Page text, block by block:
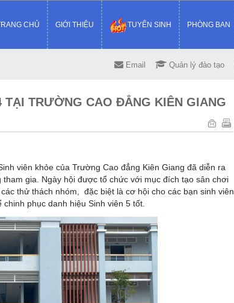
CHỦ GIỚI THIỆU TUYỂN SINH PHÒNG BAN
Email Quản lý đào tạo
TẠI TRƯỜNG CAO ĐẲNG KIÊN GIANG
viên khỏe của Trường Cao đẳng Kiên Giang đã diễn ra
gia. Ngày hội được tổ chức với mục đích tạo sân chơi
thử thách nhóm, đặc biệt là cơ hội cho các bạn sinh viên
phục danh hiệu Sinh viên 5 tốt.